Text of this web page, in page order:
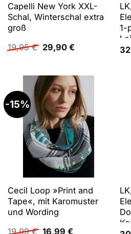
Capelli New York XXL-
Schal, Winterschal extra
groß
19,95€ Ursprünglicher
Preis
29,90 €Aktueller
1-
-15%
Cecil Loop »Print and
Tape«, mit Karomuster
und Wording
19,99€ Ursprünglicher
16,99 €Aktueller